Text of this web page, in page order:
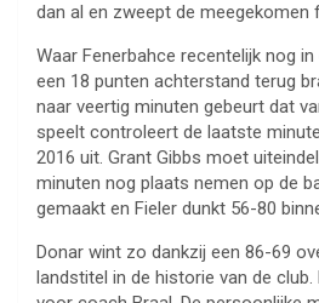
dan al en zweept de meegekomen
Waar Fenerbahce recentelijk nog
een 18 punten achterstand terug
naar veertig minuten gebeurt dat
speelt controleert de laatste
2016 uit. Grant Gibbs moet
minuten nog plaats nemen op de
gemaakt en Fieler dunkt 56-80
Donar wint zo dankzij een 86-69
landstitel in de historie van de